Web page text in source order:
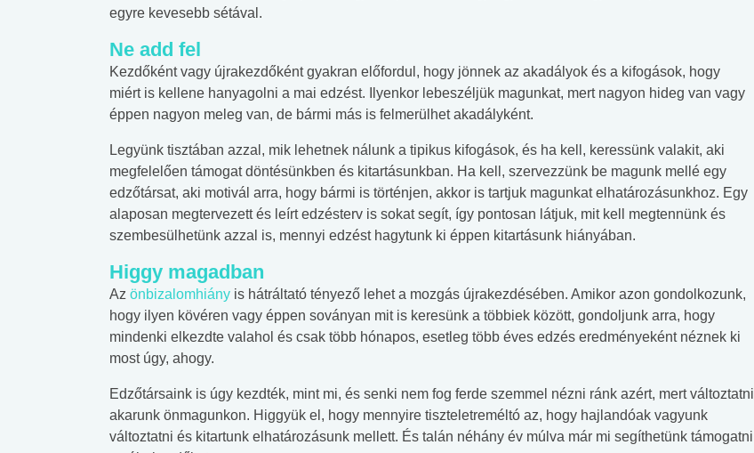
egyre kevesebb sétával.
Ne add fel
Kezdőként vagy újrakezdőként gyakran előfordul, hogy jönnek az akadályok és a kifogások, hogy
miért is kellene hanyagolni a mai edzést. Ilyenkor lebeszéljük magunkat, mert nagyon hideg van vagy
éppen nagyon meleg van, de bármi más is felmerülhet akadályként.
Legyünk tisztában azzal, mik lehetnek nálunk a tipikus kifogások, és ha kell, keressünk valakit, aki
megfelelően támogat döntésünkben és kitartásunkban. Ha kell, szervezzünk be magunk mellé egy
edzőtársat, aki motivál arra, hogy bármi is történjen, akkor is tartjuk magunkat elhatározásunkhoz. Egy
alaposan megtervezett és leírt edzésterv is sokat segít, így pontosan látjuk, mit kell megtennünk és
szembesülhetünk azzal is, mennyi edzést hagytunk ki éppen kitartásunk hiányában.
Higgy magadban
Az önbizalomhiány is hátráltató tényező lehet a mozgás újrakezdésében. Amikor azon gondolkozunk,
hogy ilyen kövéren vagy éppen soványan mit is keresünk a többiek között, gondoljunk arra, hogy
mindenki elkezdte valahol és csak több hónapos, esetleg több éves edzés eredményeként néznek ki
most úgy, ahogy.
Edzőtársaink is úgy kezdték, mint mi, és senki nem fog ferde szemmel nézni ránk azért, mert változtatni
akarunk önmagunkon. Higgyük el, hogy mennyire tiszteletreméltó az, hogy hajlandóak vagyunk
változtatni és kitartunk elhatározásunk mellett. És talán néhány év múlva már mi segíthetünk támogatni
#Zöldövezet #Betegségek #Suli, munka #Suli, munka